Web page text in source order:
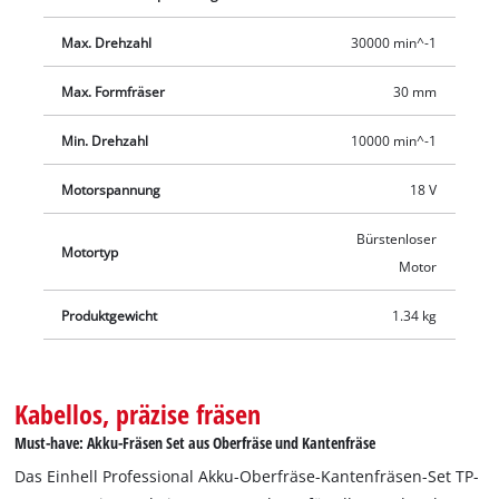
Absaugadapter, passend für Einhell Nass-/Trockensauger,
und die Aufbewahrungstasche für einen sauberen und
sicheren Transport. Die Lieferung erfolgt ohne Akku und ohne
Ladegerät. Diese sind separat erhältlich, zum Beispiel als
praktisches PXC Starter-Set.
Max. Drehzahl 30000 min^-1
Max. Formfräser 30 mm
Min. Drehzahl 10000 min^-1
Motorspannung 18 V
Motortyp
Bürstenloser
Motor
Produktgewicht 1.34 kg
Kabellos, präzise fräsen
Must-have: Akku-Fräsen Set aus Oberfräse und Kantenfräse
Das Einhell Professional Akku-Oberfräse-Kantenfräsen-Set TP-